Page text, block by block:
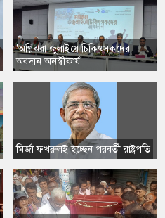
'অগ্নিঝরা জুলাইয়ে চিকিৎসকদের
অবদান অনস্বীকার্য'
​মির্জা ফখরুলই হচ্ছেন পরবর্তী রাষ্ট্রপতি